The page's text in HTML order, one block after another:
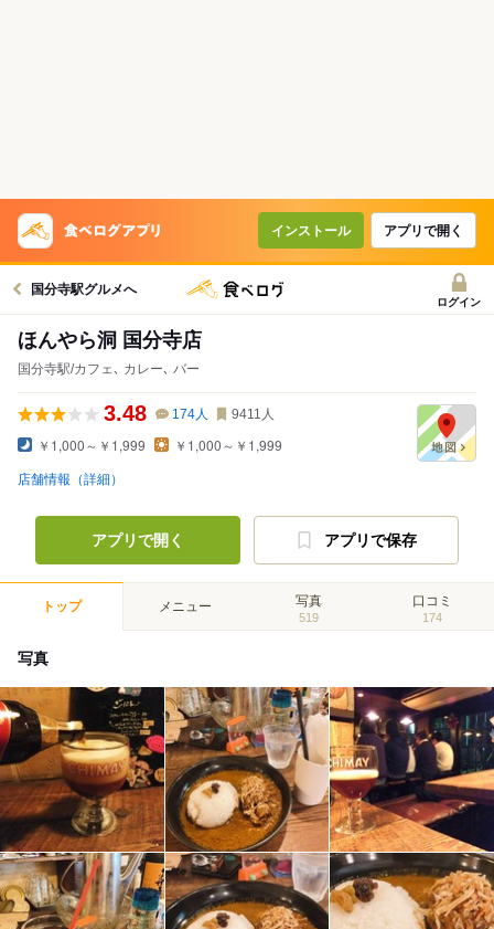
インストール アプリで開く
国分寺駅グルメへ
ログイン
ほんやら洞 国分寺店
国分寺駅/カフェ､ カレー､ バー
3.48 174人 9411 人
￥1,000～￥1,999 ￥1,000～￥1,999
店舗情報（詳細）
アプリで開く アプリで保存
トップ メニュー 写真
519
口コミ
174
写真